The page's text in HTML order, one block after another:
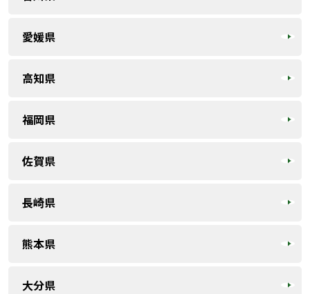
愛媛県
高知県
福岡県
佐賀県
長崎県
熊本県
大分県